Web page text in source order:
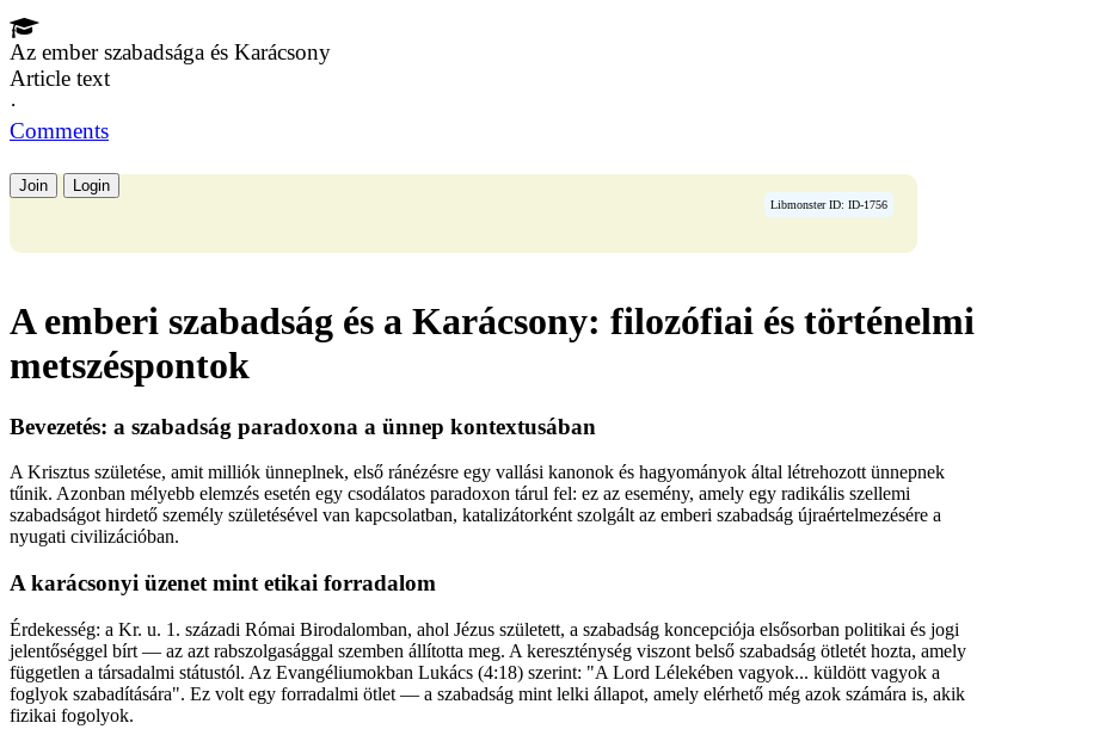
Az ember szabadsága és Karácsony
Article text
·
Comments
Join Login
Libmonster ID: ID-1756
A emberi szabadság és a Karácsony: filozófiai és történelmi
metszéspontok
Bevezetés: a szabadság paradoxona a ünnep kontextusában
A Krisztus születése, amit milliók ünneplnek, első ránézésre egy vallási kanonok és hagyományok által létrehozott ünnepnek
tűnik. Azonban mélyebb elemzés esetén egy csodálatos paradoxon tárul fel: ez az esemény, amely egy radikális szellemi
szabadságot hirdető személy születésével van kapcsolatban, katalizátorként szolgált az emberi szabadság újraértelmezésére a
nyugati civilizációban.
A karácsonyi üzenet mint etikai forradalom
Érdekesség: a Kr. u. 1. századi Római Birodalomban, ahol Jézus született, a szabadság koncepciója elsősorban politikai és jogi
jelentőséggel bírt — az azt rabszolgasággal szemben állította meg. A kereszténység viszont belső szabadság ötletét hozta, amely
független a társadalmi státustól. Az Evangéliumokban Lukács (4:18) szerint: "A Lord Lélekében vagyok... küldött vagyok a
foglyok szabadítására". Ez volt egy forradalmi ötlet — a szabadság mint lelki állapot, amely elérhető még azok számára is, akik
fizikai fogolyok.